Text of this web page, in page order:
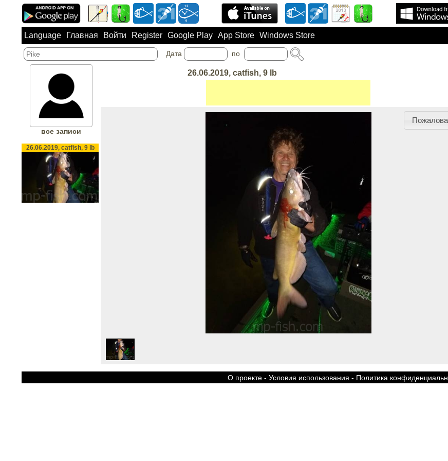
Language Главная Войти Register Google Play App Store Windows Store
Дата по
26.06.2019, catfish, 9 lb
все записи
26.06.2019, catfish, 9 lb
О проекте - Условия использования - Политика